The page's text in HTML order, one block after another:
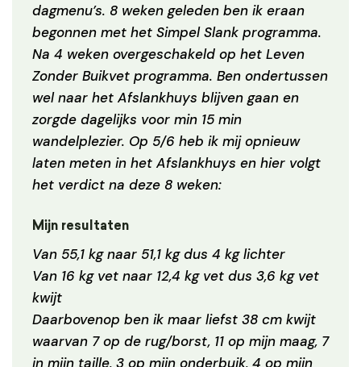
dagmenu’s. 8 weken geleden ben ik eraan
begonnen met het Simpel Slank programma.
Na 4 weken overgeschakeld op het Leven
Zonder Buikvet programma. Ben ondertussen
wel naar het Afslankhuys blijven gaan en
zorgde dagelijks voor min 15 min
wandelplezier. Op 5/6 heb ik mij opnieuw
laten meten in het Afslankhuys en hier volgt
het verdict na deze 8 weken:
Mijn resultaten
Van 55,1 kg naar 51,1 kg dus 4 kg lichter
Van 16 kg vet naar 12,4 kg vet dus 3,6 kg vet
kwijt
Daarbovenop ben ik maar liefst 38 cm kwijt
waarvan 7 op de rug/borst, 11 op mijn maag, 7
in mijn taille, 3 op mijn onderbuik, 4 op mijn